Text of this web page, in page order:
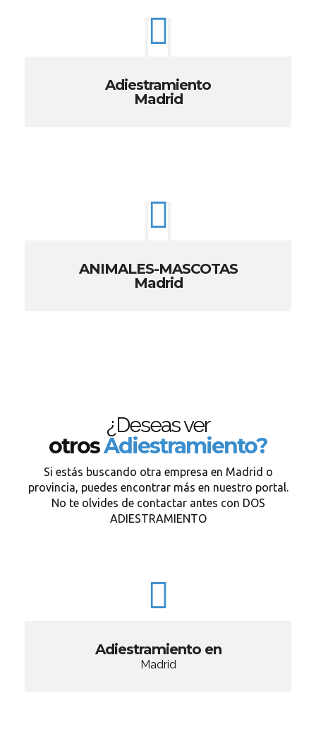
Adiestramiento
Madrid
ANIMALES-MASCOTAS
Madrid
¿Deseas ver
otrosAdiestramiento?
Si estás buscando otra empresa en Madrid o
provincia, puedes encontrar más en nuestro portal.
No te olvides de contactar antes con DOS
ADIESTRAMIENTO
Adiestramiento en
Madrid